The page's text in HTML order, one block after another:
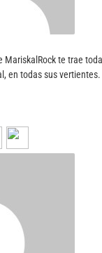
MariskalRock te trae
en todas sus vertientes.